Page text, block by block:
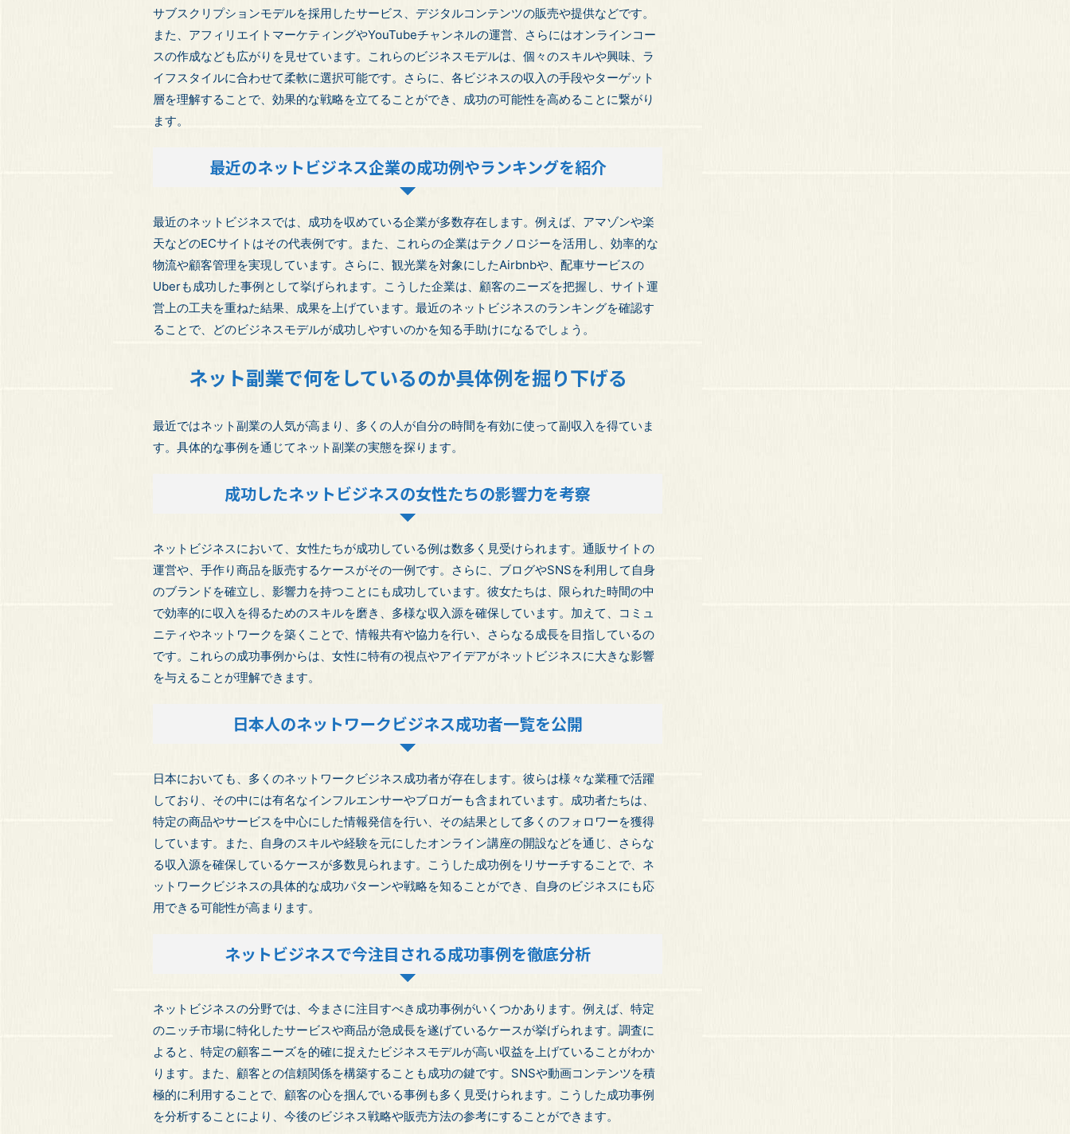
サブスクリプションモデルを採用したサービス、デジタルコンテンツの販売や提供などです。
また、アフィリエイトマーケティングやYouTubeチャンネルの運営、さらにはオンラインコー
スの作成なども広がりを見せています。これらのビジネスモデルは、個々のスキルや興味、ラ
イフスタイルに合わせて柔軟に選択可能です。さらに、各ビジネスの収入の手段やターゲット
層を理解することで、効果的な戦略を立てることができ、成功の可能性を高めることに繋がり
ます。
最近のネットビジネス企業の成功例やランキングを紹介
最近のネットビジネスでは、成功を収めている企業が多数存在します。例えば、アマゾンや楽
天などのECサイトはその代表例です。また、これらの企業はテクノロジーを活用し、効率的な
物流や顧客管理を実現しています。さらに、観光業を対象にしたAirbnbや、配車サービスの
Uberも成功した事例として挙げられます。こうした企業は、顧客のニーズを把握し、サイト運
営上の工夫を重ねた結果、成果を上げています。最近のネットビジネスのランキングを確認す
ることで、どのビジネスモデルが成功しやすいのかを知る手助けになるでしょう。
ネット副業で何をしているのか具体例を掘り下げる
最近ではネット副業の人気が高まり、多くの人が自分の時間を有効に使って副収入を得ていま
す。具体的な事例を通じてネット副業の実態を探ります。
成功したネットビジネスの女性たちの影響力を考察
ネットビジネスにおいて、女性たちが成功している例は数多く見受けられます。通販サイトの
運営や、手作り商品を販売するケースがその一例です。さらに、ブログやSNSを利用して自身
のブランドを確立し、影響力を持つことにも成功しています。彼女たちは、限られた時間の中
で効率的に収入を得るためのスキルを磨き、多様な収入源を確保しています。加えて、コミュ
ニティやネットワークを築くことで、情報共有や協力を行い、さらなる成長を目指しているの
です。これらの成功事例からは、女性に特有の視点やアイデアがネットビジネスに大きな影響
を与えることが理解できます。
日本人のネットワークビジネス成功者一覧を公開
日本においても、多くのネットワークビジネス成功者が存在します。彼らは様々な業種で活躍
しており、その中には有名なインフルエンサーやブロガーも含まれています。成功者たちは、
特定の商品やサービスを中心にした情報発信を行い、その結果として多くのフォロワーを獲得
しています。また、自身のスキルや経験を元にしたオンライン講座の開設などを通じ、さらな
る収入源を確保しているケースが多数見られます。こうした成功例をリサーチすることで、ネ
ットワークビジネスの具体的な成功パターンや戦略を知ることができ、自身のビジネスにも応
用できる可能性が高まります。
ネットビジネスで今注目される成功事例を徹底分析
ネットビジネスの分野では、今まさに注目すべき成功事例がいくつかあります。例えば、特定
のニッチ市場に特化したサービスや商品が急成長を遂げているケースが挙げられます。調査に
よると、特定の顧客ニーズを的確に捉えたビジネスモデルが高い収益を上げていることがわか
ります。また、顧客との信頼関係を構築することも成功の鍵です。SNSや動画コンテンツを積
極的に利用することで、顧客の心を掴んでいる事例も多く見受けられます。こうした成功事例
を分析することにより、今後のビジネス戦略や販売方法の参考にすることができます。